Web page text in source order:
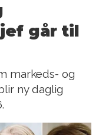
går til
markeds- og
ny daglig